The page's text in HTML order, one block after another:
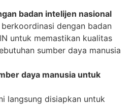
badan intelijen nasional
dengan badan
untuk memastikan kualitas
sumber daya manusia
daya manusia untuk
langsung disiapkan untuk